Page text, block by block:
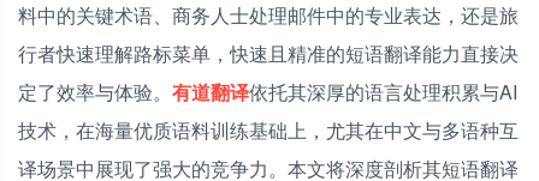
料中的关键术语、商务人士处理邮件中的专业表达，还是旅
行者快速理解路标菜单，快速且精准的短语翻译能力直接决
定了效率与体验。 有道翻译依托其深厚的语言处理积累与AI
技术，在海量优质语料训练基础上，尤其在中文与多语种互
译场景中展现了强大的竞争力。本文将深度剖析其短语翻译